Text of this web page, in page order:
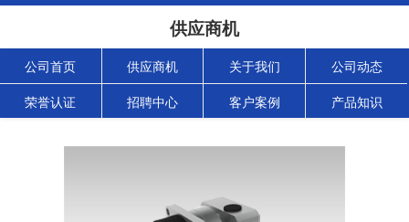
供应商机
公司首页 供应商机 关于我们 公司动态
荣誉认证 招聘中心 客户案例 产品知识